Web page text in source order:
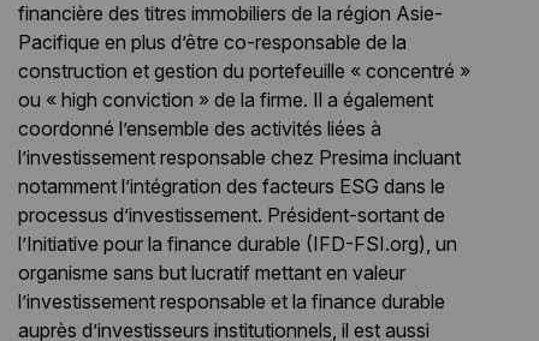
financière des titres immobiliers de la région Asie-
Pacifique en plus d’être co-responsable de la
construction et gestion du portefeuille « concentré »
ou « high conviction » de la firme. Il a également
coordonné l’ensemble des activités liées à
l’investissement responsable chez Presima incluant
notamment l’intégration des facteurs ESG dans le
processus d’investissement. Président-sortant de
l’Initiative pour la finance durable (IFD-FSI.org), un
organisme sans but lucratif mettant en valeur
l’investissement responsable et la finance durable
auprès d’investisseurs institutionnels, il est aussi